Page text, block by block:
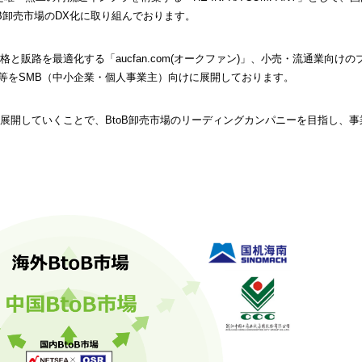
売市場のDX化に取り組んでおります。
と販路を最適化する「aucfan.com(オークファン)」、小売・流通業向けの
SMB（中小企業・個人事業主）向けに展開しております。
開していくことで、BtoB卸売市場のリーディングカンパニーを目指し、